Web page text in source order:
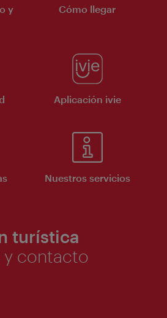
y
Cómo llegar
Aplicación ivie
Nuestros servicios
turística
y contacto